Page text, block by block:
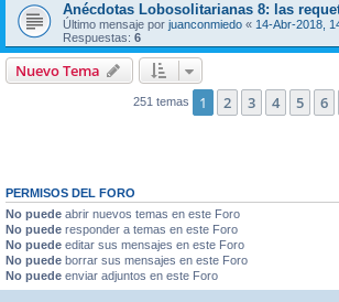
Anécdotas Lobosolitarianas 8: las
Último mensaje por juanconmiedo « 14-Abr-2018,
Respuestas: 6
Nuevo Tema
251 temas 1 2 3 4 5 6
PERMISOS DEL FORO
No puede abrir nuevos temas en este Foro
No puede responder a temas en este Foro
No puede editar sus mensajes en este Foro
No puede borrar sus mensajes en este Foro
No puede enviar adjuntos en este Foro